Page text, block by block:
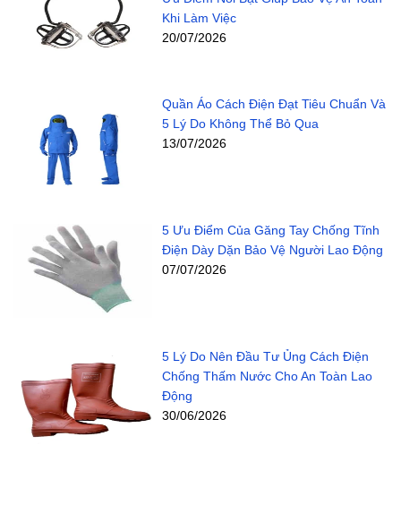
Khi Làm Việc
20/07/2026
Quần Áo Cách Điện Đạt Tiêu Chuẩn Và
5 Lý Do Không Thể Bỏ Qua
13/07/2026
5 Ưu Điểm Của Găng Tay Chống Tĩnh
Điện Dày Dặn Bảo Vệ Người Lao Động
07/07/2026
5 Lý Do Nên Đầu Tư Ủng Cách Điện
Chống Thấm Nước Cho An Toàn Lao
Động
30/06/2026